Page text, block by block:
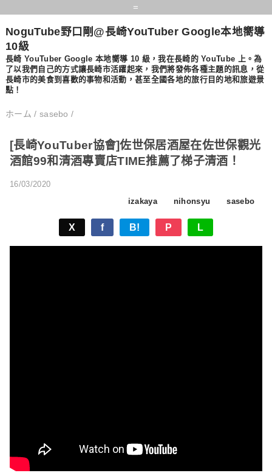
=
NoguTube野口剛@長崎YouTuber Google本地嚮導
10級
長崎 YouTuber Google 本地嚮導 10 級，​​我在長崎的 YouTube 上。為
了以我們自己的方式讓長崎市活躍起來，我們將發佈各種主題的訊息，從
長崎市的美食到喜歡的事物和活動，甚至全國各地的旅行目的地和旅遊景
點！
ホーム / sasebo /
[長崎YouTuber協會]佐世保居酒屋在佐世保觀光
酒館99和清酒專賣店TIME推薦了梯子清酒！
16/03/2020
izakaya
nihonsyu sasebo
X f B! P L